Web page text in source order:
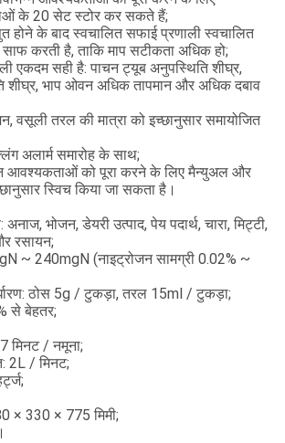
के 20 सेट स्टोर कर सकते हैं;
होने के बाद स्वचालित सफाई प्रणाली स्वचालित
करती है, ताकि माप सटीकता अधिक हो;
एकदम सही है: पाचन ट्यूब अनुपस्थिति शीघ्र,
शीघ्र, भाप ओवन अधिक तापमान और अधिक दबाव
वसूली तरल की मात्रा को इच्छानुसार समायोजित
अलार्म समारोह के साथ;
आवश्यकताओं को पूरा करने के लिए मैन्युअल और
स्विच किया जा सकता है।
अनाज, भोजन, डेयरी उत्पाद, पेय पदार्थ, चारा, मिट्टी,
रसायन;
~ 240mgN (नाइट्रोजन सामग्री 0.02% ~
ठोस 5g / टुकड़ा, तरल 15ml / टुकड़ा;
से बेहतर;
मिनट / नमूना;
2L / मिनट;
× 330 × 775 मिमी;